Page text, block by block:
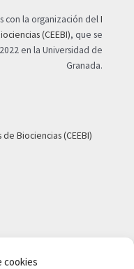
cookies
con la organización delI
(CEEBI), que se
en la Universidad de
Granada.